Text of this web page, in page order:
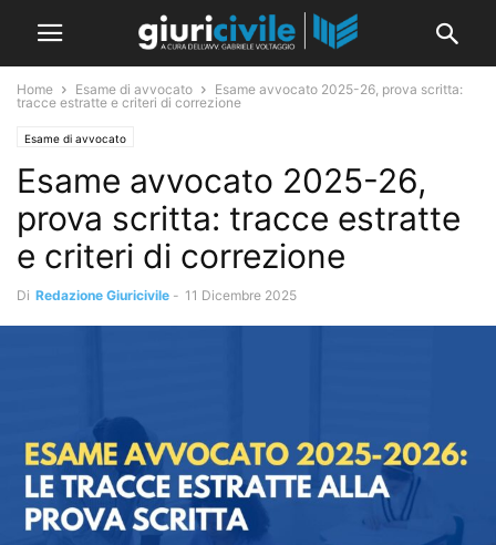
Home Esame di avvocato
Esame avvocato 2025-26, prova scritta:
tracce estratte e criteri di correzione
Esame di avvocato
Esame avvocato 2025-26,
prova scritta: tracce estratte
e criteri di correzione
Di Redazione Giuricivile - 11 Dicembre 2025